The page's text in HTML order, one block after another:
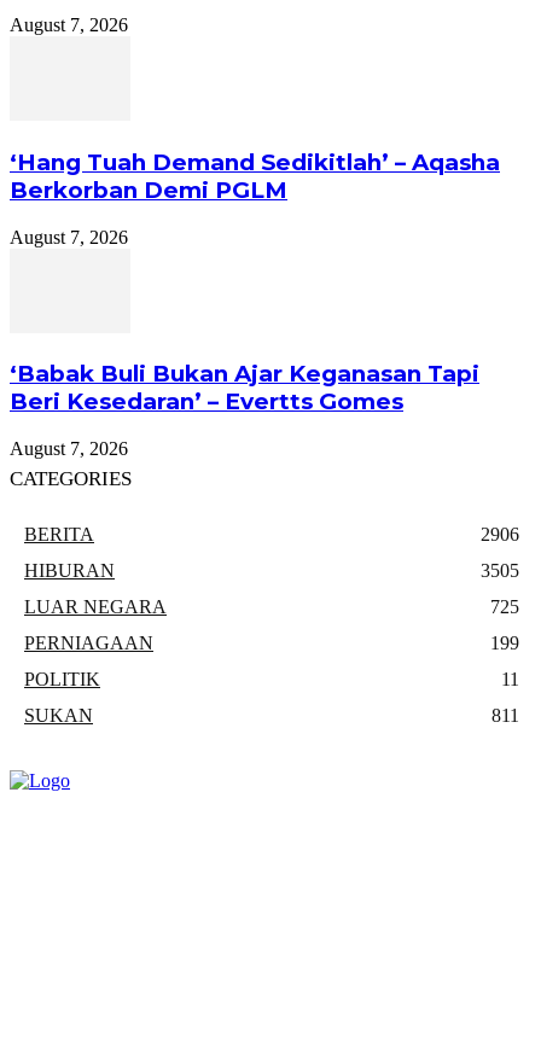
August 7, 2026
‘Hang Tuah Demand Sedikitlah’ – Aqasha
Berkorban Demi PGLM
August 7, 2026
‘Babak Buli Bukan Ajar Keganasan Tapi
Beri Kesedaran’ – Evertts Gomes
August 7, 2026
CATEGORIES
BERITA
2906
HIBURAN
3505
LUAR NEGARA
725
PERNIAGAAN
199
POLITIK
11
SUKAN
811